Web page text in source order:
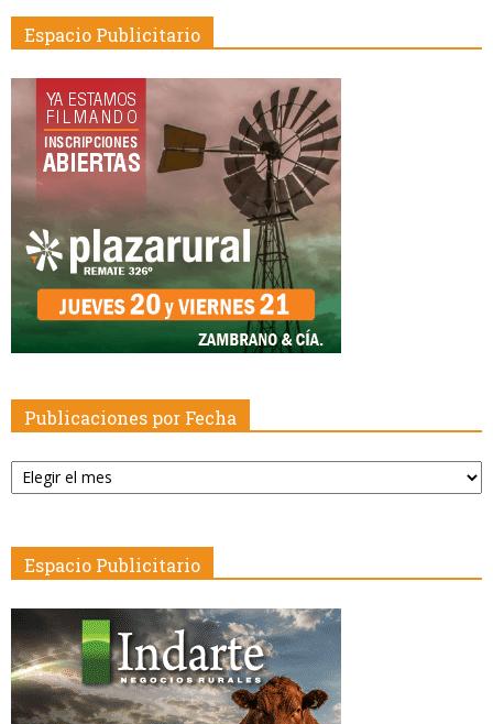
Espacio Publicitario
Publicaciones por Fecha
Publicaciones
por
Espacio Publicitario